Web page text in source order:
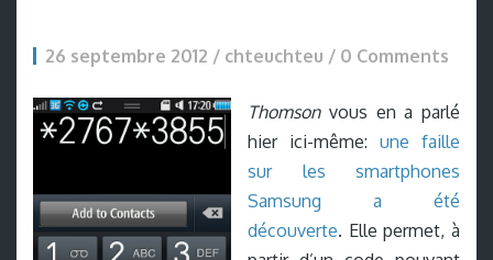
26 septembre 2012 / chteuchteu / 0 Comments
Thomsonvous en a parlé
hier ici-même: une faille
sur les smartphones
Samsung a été
découverte. Elle permet, à